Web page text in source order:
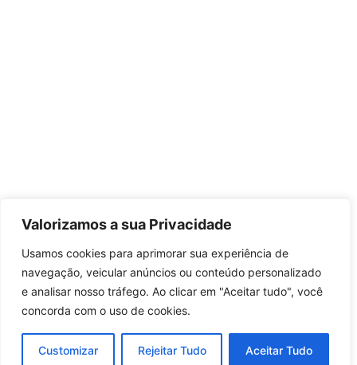
Valorizamos a sua Privacidade
Usamos cookies para aprimorar sua experiência de
navegação, veicular anúncios ou conteúdo personalizado
e analisar nosso tráfego. Ao clicar em "Aceitar tudo", você
concorda com o uso de cookies.
Customizar Rejeitar Tudo Aceitar Tudo